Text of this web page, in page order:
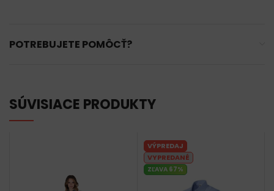
POTREBUJETE POMÔCŤ?
SÚVISIACE PRODUKTY
VÝPREDAJ
VYPREDANÉ
ZĽAVA 67%